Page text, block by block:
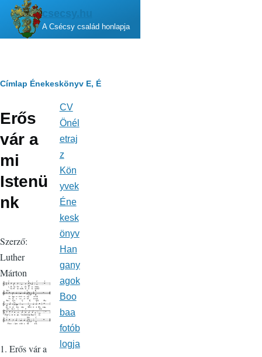
Ugrás a tartalomra
csecsy.hu
A Csécsy család honlapja
Morzsa
Címlap Énekeskönyv E, É
Erős
vár a
mi
Istenü
nk
Szerző:
Luther
Márton
1. Erős vár a
navigáció
CV
Önél
etraj
z
Kön
yvek
Éne
kesk
önyv
Han
gany
agok
Boo
baa
fotób
logja